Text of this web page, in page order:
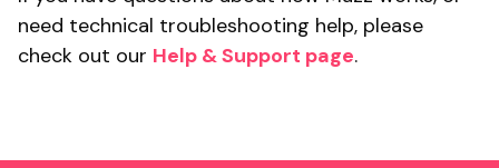
need technical troubleshooting help, please
check out our Help & Support page.